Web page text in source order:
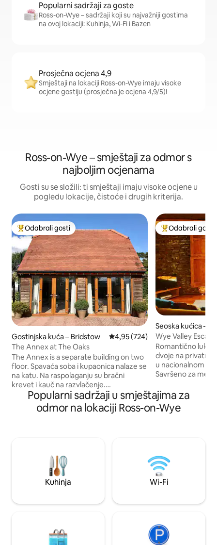
Popularni sadržaji za goste
Ross-on-Wye – sadržaji koji su najvažniji gostima
na ovoj lokaciji: Kuhinja, Wi-Fi i Bazen
Prosječna ocjena 4,9
Smještaji na lokaciji Ross-on-Wye imaju visoke
ocjene gostiju (prosječna je ocjena 4,9/5)!
Ross-on-Wye – smještaji za odmor s
najboljim ocjenama
Gosti su se složili: ti smještaji imaju visoke ocjene u
pogledu lokacije, čistoće i drugih kriterija.
Među najviše rangiranima s oznakom „Odabrali gosti”
Odabrali gosti
Gostinjska kuća – Bridstow Prosječna ocjena: 4,95/5,
4,95 (724)
The Annex at The Oaks
The Annex is a separate building on two
floor. Spavaća soba i kupaonica nalaze se
na katu. Na raspolaganju su bračni
krevet i kauč na razvlačenje.
Osiguravamo dodatno rublje za kauč na
razvlačenje po cijeni od 15 £. Javite mi
ako vam je potreban kauč na
pol. NAPOMENA: aneks se nalazi pored
prometne glavne ceste, a promet se
može čuti od aneksa.
Među najviše
Odabrali gosti
Seoska kućica –
Wye Valley
potkrovlje na
Romantično
dvoje na
u nacionalnom
Savršeno za
ili posebne
panoramskim
kroz lukoviti
nebu, livadama,
čarobno utočište
osmišljenim
Popularni sadržaji u smještajima za
odmor na lokaciji Ross-on-Wye
Kuhinja Wi-Fi